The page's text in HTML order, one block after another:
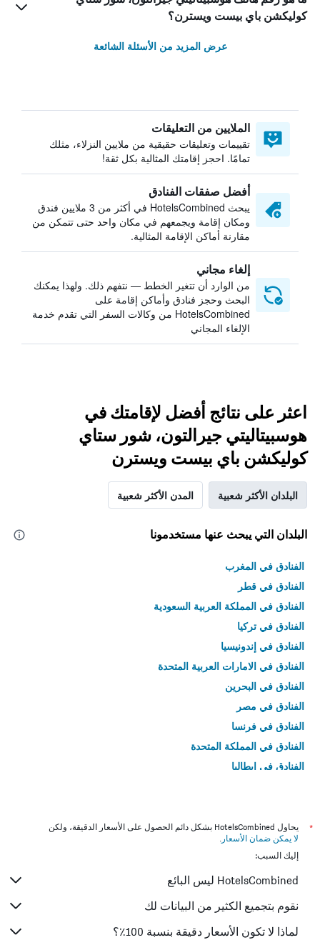
كوليكشن باي بيست ويسترن؟
عرض المزيد من الأسئلة الشائعة
الملايين من التعليقات
تقييمات وتعليقات حقيقية من ملايين النزلاء، مثلك
تمامًا. احجز إقامتك المثالية بكل ثقة!
أفضل صفقات الفنادق
يبحث HotelsCombined في أكثر من 3 ملايين فندق
ومكان إقامة ويجمعهم في مكان واحد حتى تتمكن من
مقارنة أماكن الإقامة المثالية.
إلغاء مجاني
من الوارد أن تتغير الخطط — نتفهم ذلك. ولهذا يمكنك
البحث وحجز فنادق وأماكن إقامة على
HotelsCombined من وكالات السفر التي تقدم خدمة
الإلغاء المجاني
اعثر على نتائج أفضل لإقامتك في
هوسبيتاليتي جيرالتون، شور ستاي
كوليكشن باي بيست ويسترن
البلدان الأكثر شعبية المدن الأكثر شعبية
البلدان التي يبحث عنها مستخدمونا
الفنادق في المغرب
الفنادق في قطر
الفنادق في المملكة العربية السعودية
الفنادق في تركيا
الفنادق في إندونيسيا
الفنادق في الامارات العربية المتحدة
الفنادق في البحرين
الفنادق في مصر
الفنادق في فرنسا
الفنادق في المملكة المتحدة
الفنادق في إيطاليا
*
يحاول HotelsCombined بشكل دائم الحصول على الأسعار الدقيقة، ولكن
لا يمكن ضمان الأسعار .
إليك السبب:
HotelsCombined ليس البائع
نقوم بتجميع الكثير من البيانات لك
لماذا لا تكون الأسعار دقيقة بنسبة 100٪؟